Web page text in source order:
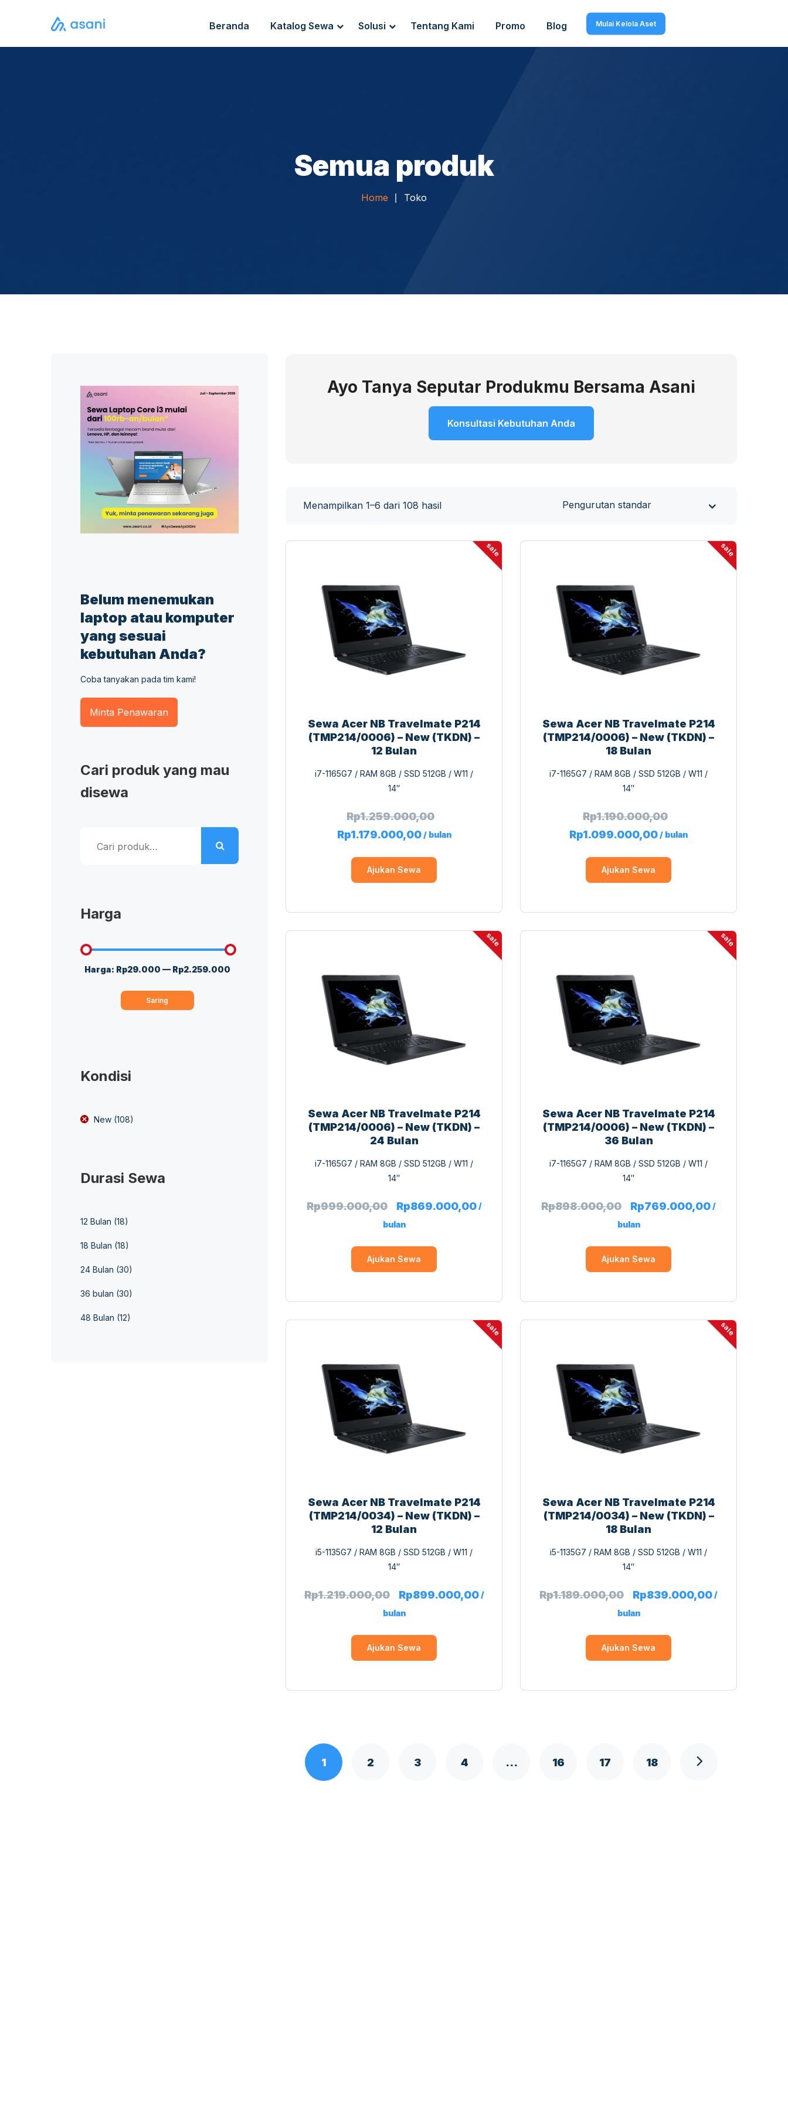
Beranda Katalog Sewa Solusi Tentang Kami Promo Blog Mulai Kelola Aset
Semua produk
Home Toko
Ayo Tanya Seputar Produkmu Bersama Asani
Konsultasi Kebutuhan Anda
Menampilkan 1–6 dari 108 hasil
sale
Sewa Acer NB Travelmate P214
(TMP214/0006) – New (TKDN) –
12 Bulan
i7-1165G7 / RAM 8GB / SSD 512GB / W11 /
14″
Rp1.259.000,00
Rp1.179.000,00/ bulan
Ajukan Sewa
sale
Sewa Acer NB Travelmate P214
(TMP214/0006) – New (TKDN) –
18 Bulan
i7-1165G7 / RAM 8GB / SSD 512GB / W11 /
14″
Rp1.190.000,00
Rp1.099.000,00 / bulan
Ajukan Sewa
sale
Sewa Acer NB Travelmate P214
(TMP214/0006) – New (TKDN) –
24 Bulan
i7-1165G7 / RAM 8GB / SSD 512GB / W11 /
14″
Rp999.000,00 Rp869.000,00/
bulan
Ajukan Sewa
sale
Sewa Acer NB Travelmate P214
(TMP214/0006) – New (TKDN) –
36 Bulan
i7-1165G7 / RAM 8GB / SSD 512GB / W11 /
14″
Rp898.000,00 Rp769.000,00 /
bulan
Ajukan Sewa
sale
Sewa Acer NB Travelmate P214
(TMP214/0034) – New (TKDN) –
12 Bulan
i5-1135G7 / RAM 8GB / SSD 512GB / W11 /
14″
Rp1.219.000,00 Rp899.000,00/
bulan
Ajukan Sewa
sale
Sewa Acer NB Travelmate P214
(TMP214/0034) – New (TKDN) –
18 Bulan
i5-1135G7 / RAM 8GB / SSD 512GB / W11 /
14″
Rp1.189.000,00 Rp839.000,00/
bulan
Ajukan Sewa
1 2 3 4 … 16 17 18
Belum menemukan
laptop atau komputer
yang sesuai
kebutuhan Anda?
Coba tanyakan pada tim kami!
Minta Penawaran
Cari produk yang mau
disewa
untuk:
Harga
Harga
Harga
Saring
Harga: Rp29.000 — Rp2.259.000
Kondisi
New (108)
Durasi Sewa
12 Bulan (18)
18 Bulan (18)
24 Bulan (30)
36 bulan (30)
48 Bulan (12)